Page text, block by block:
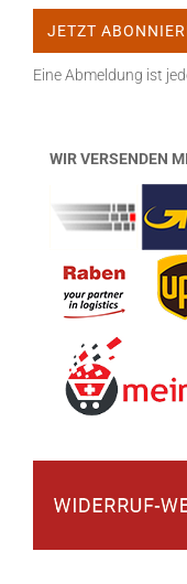
Eine Abmeldung ist
WIR VERSENDEN